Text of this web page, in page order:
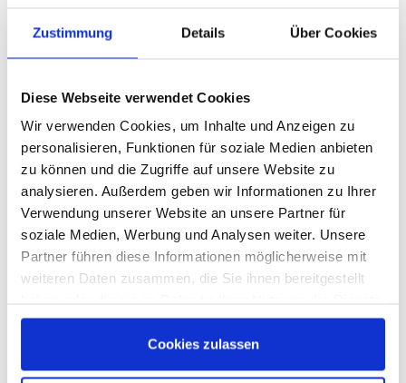
Zustimmung Details Über Cookies
Diese Webseite verwendet Cookies
Wir verwenden Cookies, um Inhalte und Anzeigen zu
personalisieren, Funktionen für soziale Medien anbieten
zu können und die Zugriffe auf unsere Website zu
analysieren. Außerdem geben wir Informationen zu Ihrer
Verwendung unserer Website an unsere Partner für
soziale Medien, Werbung und Analysen weiter. Unsere
Partner führen diese Informationen möglicherweise mit
weiteren Daten zusammen, die Sie ihnen bereitgestellt
gesammelt haben.
Cookies zulassen
WEITERFÜHRENDE LINKS
STIMMRECHTSVERTRETUNG DURCH DIE DSW
Die DSW vertritt Ihre Stimmrechteauf sämtlichen
wichtigen Hauptversammlungen in Deutschland.
VERGANGENE HAUPTVERSAMMLUNGSTERMINE
archiv.hauptversammlung.de